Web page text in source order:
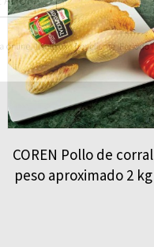
COREN Pollo de corral
peso aproximado 2 kg